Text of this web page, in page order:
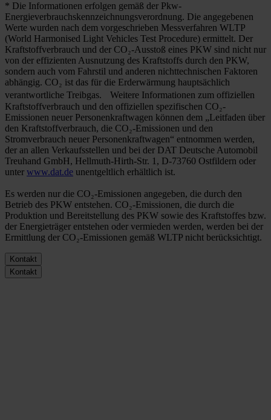
* Die Informationen erfolgen gemäß der Pkw-
Energieverbrauchskennzeichnungsverordnung. Die angegebenen
Werte wurden nach dem vorgeschrieben Messverfahren WLTP
(World Harmonised Light Vehicles Test Procedure) ermittelt. Der
Kraftstoffverbrauch und der CO₂-Ausstoß eines PKW sind nicht nur
von der effizienten Ausnutzung des Kraftstoffs durch den PKW,
sondern auch vom Fahrstil und anderen nichttechnischen Faktoren
abhängig. CO₂ ist das für die Erderwärmung hauptsächlich
verantwortliche Treibgas. Weitere Informationen zum offiziellen
Kraftstoffverbrauch und den offiziellen spezifischen CO₂-
Emissionen neuer Personenkraftwagen können dem „Leitfaden über
den Kraftstoffverbrauch, die CO₂-Emissionen und den
Stromverbrauch neuer Personenkraftwagen“ entnommen werden,
der an allen Verkaufsstellen und bei der DAT Deutsche Automobil
Treuhand GmbH, Hellmuth-Hirth-Str. 1, D-73760 Ostfildern oder
unter www.dat.de unentgeltlich erhältlich ist.
Es werden nur die CO₂-Emissionen angegeben, die durch den
Betrieb des PKW entstehen. CO₂-Emissionen, die durch die
Produktion und Bereitstellung des PKW sowie des Kraftstoffes bzw.
der Energieträger entstehen oder vermieden werden, werden bei der
Ermittlung der CO₂-Emissionen gemäß WLTP nicht berücksichtigt.
Kontakt
Kontakt